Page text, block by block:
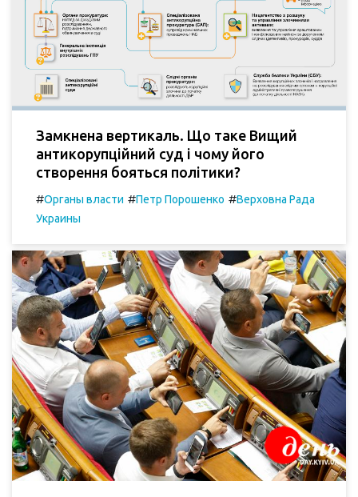
Замкнена вертикаль. Що таке Вищий
антикорупційний суд і чому його
створення бояться політики?
#Органы власти #Петр Порошенко #Верховна Рада
Украины